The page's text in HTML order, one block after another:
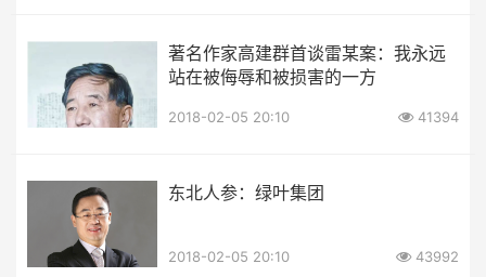
著名作家高建群首谈雷某案：我永远
站在被侮辱和被损害的一方
2018-02-05 20:10 41394
东北人参：绿叶集团
2018-02-05 20:10 43992